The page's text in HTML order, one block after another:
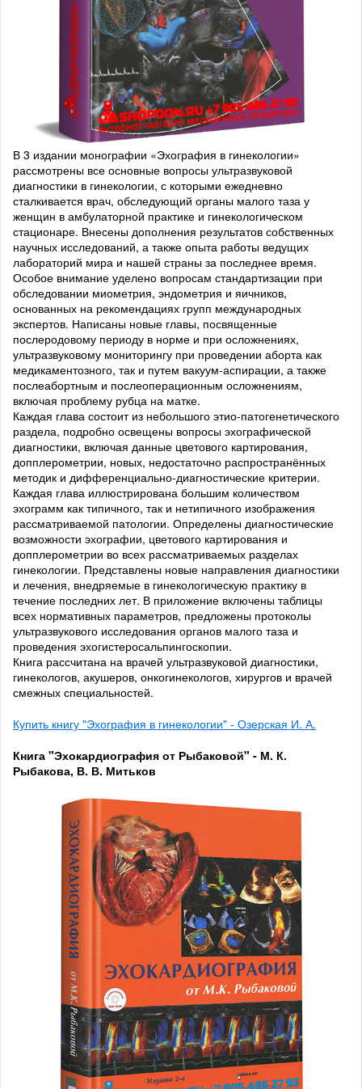
В 3 издании монографии «Эхография в гинекологии»
рассмотрены все основные вопросы ультразвуковой
диагностики в гинекологии, с которыми ежедневно
сталкивается врач, обследующий органы малого таза у
женщин в амбулаторной практике и гинекологическом
стационаре. Внесены дополнения результатов собственных
научных исследований, а также опыта работы ведущих
лабораторий мира и нашей страны за последнее время.
Особое внимание уделено вопросам стандартизации при
обследовании миометрия, эндометрия и яичников,
основанных на рекомендациях групп международных
экспертов. Написаны новые главы, посвященные
послеродовому периоду в норме и при осложнениях,
ультразвуковому мониторингу при проведении аборта как
медикаментозного, так и путем вакуум-аспирации, а также
послеабортным и послеоперационным осложнениям,
включая проблему рубца на матке.
Каждая глава состоит из небольшого этио-патогенетического
раздела, подробно освещены вопросы эхографической
диагностики, включая данные цветового картирования,
допплерометрии, новых, недостаточно распространённых
методик и дифференциально-диагностические критерии.
Каждая глава иллюстрирована большим количеством
эхограмм как типичного, так и нетипичного изображения
рассматриваемой патологии. Определены диагностические
возможности эхографии, цветового картирования и
допплерометрии во всех рассматриваемых разделах
гинекологии. Представлены новые направления диагностики
и лечения, внедряемые в гинекологическую практику в
течение последних лет. В приложение включены таблицы
всех нормативных параметров, предложены протоколы
ультразвукового исследования органов малого таза и
проведения эхогистеросальпингоскопии.
Книга рассчитана на врачей ультразвуковой диагностики,
гинекологов, акушеров, онкогинекологов, хирургов и врачей
смежных специальностей.
Купить книгу "Эхография в гинекологии" - Озерская И. А.
Книга "Эхокардиография от Рыбаковой" - М. К.
Рыбакова, В. В. Митьков